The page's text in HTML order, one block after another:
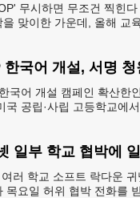
무시하면 무조건 찍힌
을 맞이한 가운데, 올해 교
한국어 개설, 서명 청
국어 개설 캠페인 확산한
국 공립·사립 고등학교에
일부 학교 협박에
러 학교 소프트 락다운
목요일 허위 협박 전화를